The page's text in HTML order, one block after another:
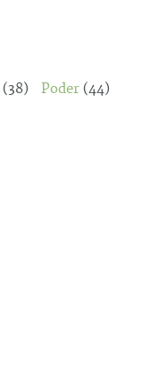
(38) Poder (44)